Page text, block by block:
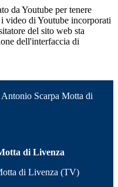
da Youtube per tenere
video di Youtube incorporati
del sito web sta
dell'interfaccia di
Scarpa Motta di
di Livenza
di Livenza (TV)